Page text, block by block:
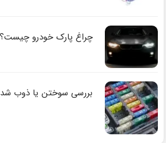
چراغ پارک خودرو چیست؟
بررسی سوختن یا ذوب